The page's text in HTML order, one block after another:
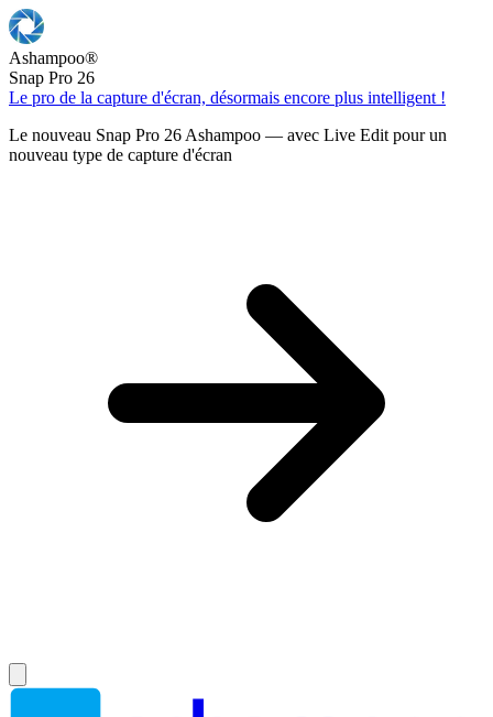
Ashampoo®
Snap Pro 26
Le pro de la capture d'écran, désormais encore plus intelligent !
Le nouveau Snap Pro 26 Ashampoo — avec Live Edit pour un
nouveau type de capture d'écran